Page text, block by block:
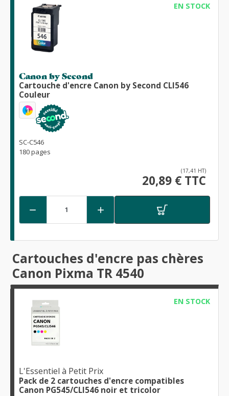
EN STOCK
Canon by Second
Cartouche d'encre Canon by Second CLI546
Couleur
1
SC-C546
180 pages
(17,41 HT)
20,89 € TTC
 
Cartouches d'encre pas chères
Canon Pixma TR 4540
EN STOCK
L'Essentiel à Petit Prix
Pack de 2 cartouches d'encre compatibles
Canon PG545/CLI546 noir et tricolor